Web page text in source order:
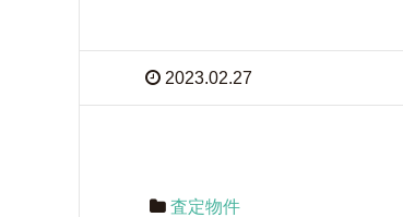
2023.02.27
査定物件